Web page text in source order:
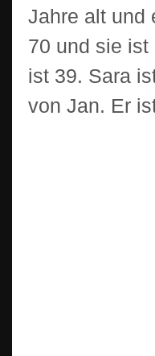
Jahre alt und
70 und sie ist
ist 39. Sara
von Jan. Er